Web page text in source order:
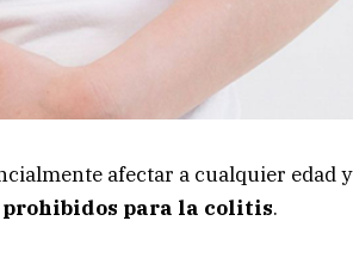
afectar a cualquier edad y
para la colitis.